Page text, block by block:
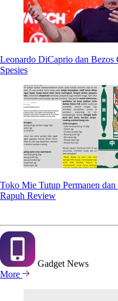
Leonardo DiCaprio dan
Spesies
Toko Mie Tutup Permanen
Rapuh Review
Gadget News
More